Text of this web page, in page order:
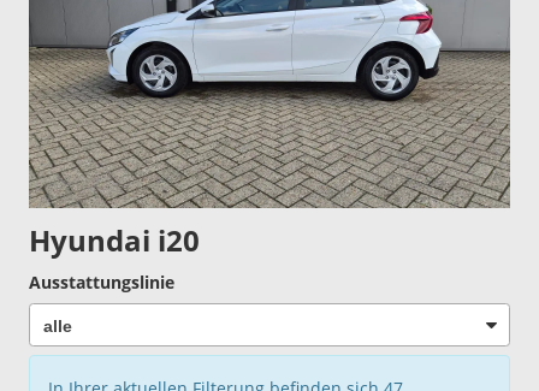
Hyundai i20
Ausstattungslinie